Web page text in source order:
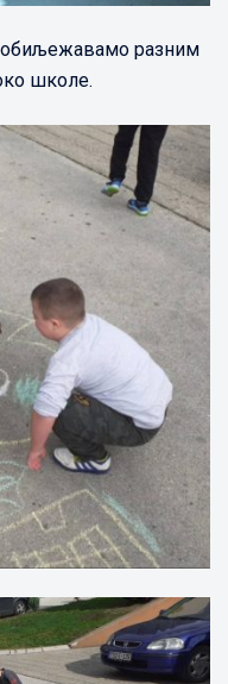
обиљежавамо разним
школе.